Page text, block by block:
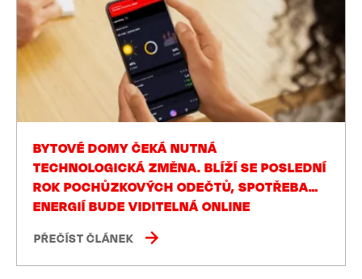
BYTOVÉ DOMY ČEKÁ NUTNÁ
TECHNOLOGICKÁ ZMĚNA. BLÍŽÍ SE POSLEDNÍ
ROK POCHŮZKOVÝCH ODEČTŮ, SPOTŘEBA
ENERGIÍ BUDE VIDITELNÁ ONLINE
PŘEČÍST ČLÁNEK